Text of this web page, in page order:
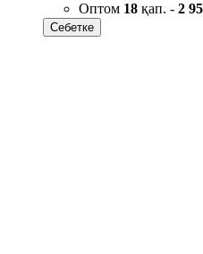
Оптом 18 қап. - 2
Себетке